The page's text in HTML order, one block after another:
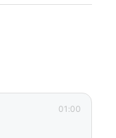
01:00